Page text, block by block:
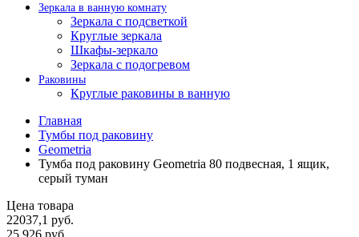
Зеркала в ванную комнату
Зеркала с подсветкой
Круглые зеркала
Шкафы-зеркало
Зеркала с подогревом
Раковины
Круглые раковины в ванную
Главная
Тумбы под раковину
Geometria
Тумба под раковину Geometria 80 подвесная, 1 ящик,
серый туман
Цена товара
22037,1 руб.
25 926 руб.